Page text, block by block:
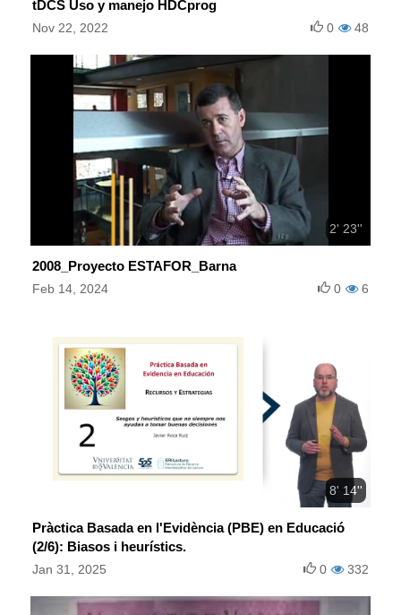
tDCS Uso y manejo HDCprog
Nov 22, 2022 48
0
2' 23''
2008_Proyecto ESTAFOR_Barna
Feb 14, 2024 6
0
8' 14''
Pràctica Basada en l'Evidència (PBE) en Educació
(2/6): Biasos i heurístics.
Jan 31, 2025 332
0